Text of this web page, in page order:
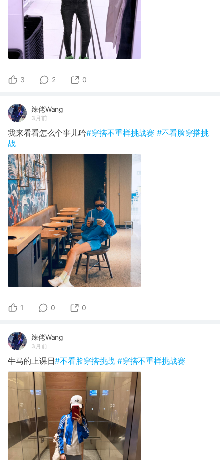
3 2 0
辣佬Wang
3月前
我来看看怎么个事儿哈#穿搭不重样挑战赛 #不看脸穿搭挑
战
1 0 0
辣佬Wang
3月前
牛马的上课日#不看脸穿搭挑战 #穿搭不重样挑战赛